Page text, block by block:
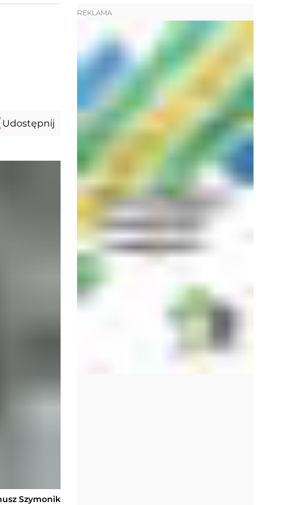
Udostępnij
Szymonik
REKLAMA